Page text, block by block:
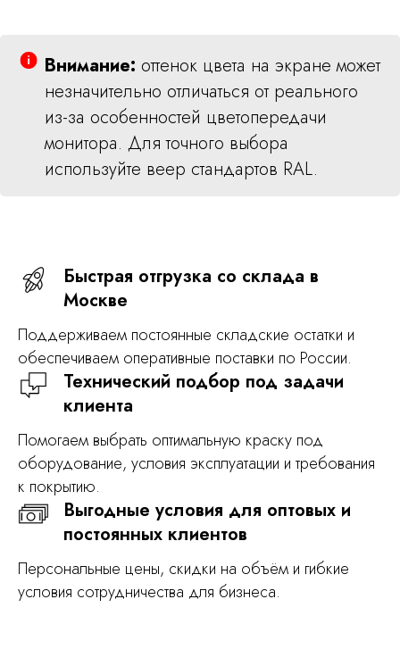
Внимание: оттенок цвета на экране может
незначительно отличаться от реального
из-за особенностей цветопередачи
монитора. Для точного выбора
используйте веер стандартов RAL.
Быстрая отгрузка со склада в
Москве
Поддерживаем постоянные складские остатки и
обеспечиваем оперативные поставки по России.
Технический подбор под задачи
клиента
Помогаем выбрать оптимальную краску под
оборудование, условия эксплуатации и требования
к покрытию.
Выгодные условия для оптовых и
постоянных клиентов
Персональные цены, скидки на объём и гибкие
условия сотрудничества для бизнеса.